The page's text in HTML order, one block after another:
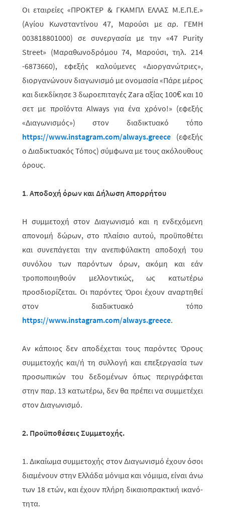
Οι εταιρείες «ΠΡΟΚΤΕΡ & ΓΚΑΜΠΛ ΕΛΛΑΣ M.Ε.Π.Ε.»
(Αγίου Κωνσταντίνου 47, Μαρούσι με αρ. ΓΕΜΗ
003818801000) σε συνεργασία με την «47 Purity
Street» (Μαραθωνοδρόμου 74, Μαρούσι, τηλ. 214
-6873660), εφεξής καλούμενες «Διοργανώτριες»,
διοργανώνουν διαγωνι­σμό με ονομασία «Πάρε μέρος
και διεκδίκησε 3 δωροεπιταγές Zara αξίας 100€ και 10
σετ με προϊόντα Always για ένα χρόνο!» (εφεξής
«Διαγωνισμός») στον διαδικτυακό τόπο
https://www.instagram.com/always.greece (εφεξής
ο Διαδι­κτυ­α­κός Τόπος) σύμφωνα με τους ακόλουθους
όρους.
1. Αποδοχή όρων και Δήλωση Απορρήτου
Η συμμετοχή στον Διαγωνισμό και η ενδεχόμενη
απονομή δώρων, στο πλαίσιο αυτού, προϋποθέτει
και συνεπάγεται την ανεπιφύλακτη αποδοχή του
συνόλου των παρόντων όρων, ακόμη και εάν
τροποποιηθούν μελλοντικώς, ως κατω­τέ­ρω
προσδιορίζεται. Οι παρόντες Όροι έχουν αναρτηθεί
στον διαδι­κτυακό τόπο
https://www.instagram.com/always.greece.
Αν κάποιος δεν αποδέχεται τους παρόντες Όρους
συμμετοχής και/ή τη συλλογή και επεξεργασία των
προσωπικών του δεδομένων όπως περιγράφεται
στην παρ. 13 κατωτέρω, δεν θα πρέπει να συμμετέχει
στον Διαγωνισμό.
2. Προϋποθέσεις Συμμετοχής.
1. Δικαίωμα συμμετοχής στον Διαγωνισμό έχουν όσοι
διαμένουν στην Ελλάδα μόνιμα και νόμιμα, είναι άνω
των 18 ετών, και έχουν πλήρη δικαιοπρακτική ικανό­­
τητα.